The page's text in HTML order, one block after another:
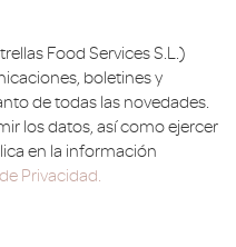
Food Services S.L.)
boletines y
de todas las novedades.
los datos, así como ejercer
en la información
Privacidad.